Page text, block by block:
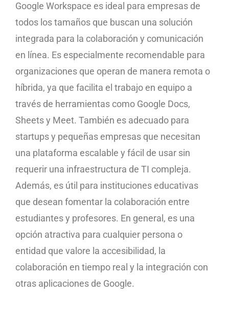
Google Workspace es ideal para empresas de
todos los tamaños que buscan una solución
integrada para la colaboración y comunicación
en línea. Es especialmente recomendable para
organizaciones que operan de manera remota o
híbrida, ya que facilita el trabajo en equipo a
través de herramientas como Google Docs,
Sheets y Meet. También es adecuado para
startups y pequeñas empresas que necesitan
una plataforma escalable y fácil de usar sin
requerir una infraestructura de TI compleja.
Además, es útil para instituciones educativas
que desean fomentar la colaboración entre
estudiantes y profesores. En general, es una
opción atractiva para cualquier persona o
entidad que valore la accesibilidad, la
colaboración en tiempo real y la integración con
otras aplicaciones de Google.